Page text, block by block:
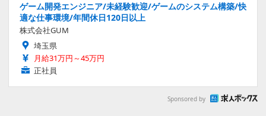
ゲーム開発エンジニア/未経験歓迎/ゲームのシステム構築/快
適な仕事環境/年間休日120日以上
株式会社GUM
埼玉県
月給31万円～45万円
正社員
Sponsored by